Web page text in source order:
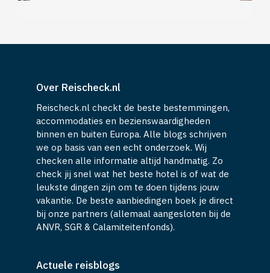
Over Reischeck.nl
Reischeck.nl checkt de beste bestemmingen,
accommodaties en bezienswaardigheden
binnen en buiten Europa. Alle blogs schrijven
we op basis van een echt onderzoek. Wij
checken alle informatie altijd handmatig. Zo
check jij snel wat het beste hotel is of wat de
leukste dingen zijn om te doen tijdens jouw
vakantie. De beste aanbiedingen boek je direct
bij onze partners (allemaal aangesloten bij de
ANVR, SGR & Calamiteitenfonds).
Actuele reisblogs